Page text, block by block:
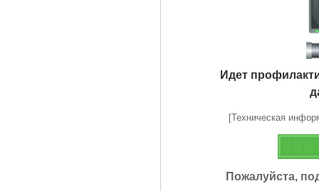
Идет
[Техническая
Пожалуйста,